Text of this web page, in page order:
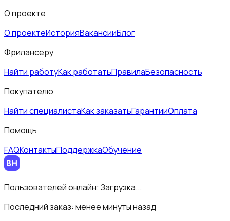
О проекте
О проектеИсторияВакансииБлог
Фрилансеру
Найти работуКак работатьПравилаБезопасность
Покупателю
Найти специалистаКак заказатьГарантииОплата
Помощь
FAQКонтактыПоддержкаОбучение
Пользователей онлайн: Загрузка...
Последний заказ: менее минуты назад